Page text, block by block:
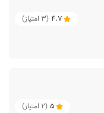
4.7
(
3 امتیاز)
5
(
2 امتیاز)